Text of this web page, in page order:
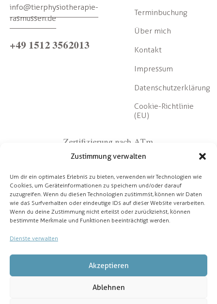
Zustimmung verwalten
Um dir ein optimales Erlebnis zu bieten, verwenden wir Technologien wie
Cookies, um Geräteinformationen zu speichern und/oder darauf
zuzugreifen. Wenn du diesen Technologien zustimmst, können wir Daten
wie das Surfverhalten oder eindeutige IDs auf dieser Website verarbeiten.
Wenn du deine Zustimmung nicht erteilst oder zurückziehst, können
bestimmte Merkmale und Funktionen beeinträchtigt werden.
Dienste verwalten
Akzeptieren
Ablehnen
info@tierphysiotherapie-
rasmussen.de
+49 1512 3562013
Terminbuchung
Über mich
Kontakt
Impressum
Datenschutzerklärung
Cookie-Richtlinie
(EU)
Zertifizierung nach ATm
Partner